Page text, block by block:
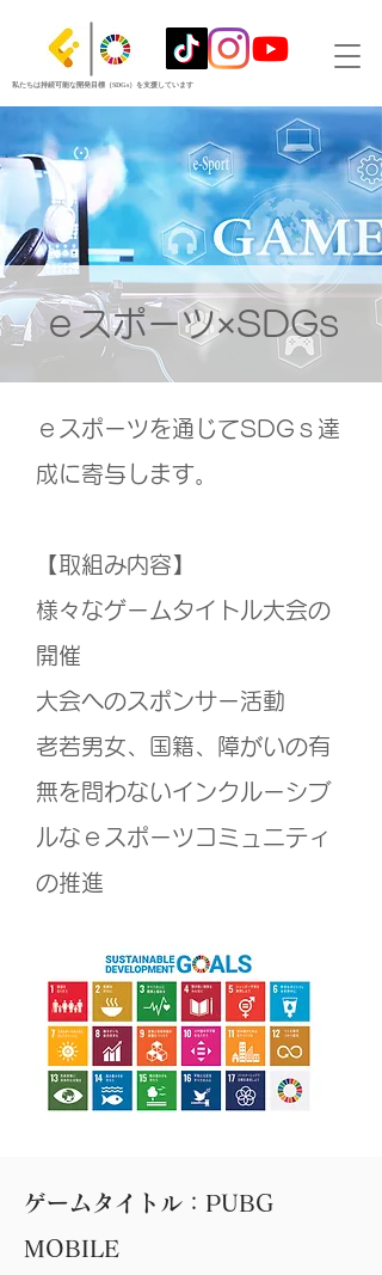
私たちは持続可能な開発目標（SDGs）を支援しています
ｅスポーツ×SDGs
ｅスポーツを通じてSDGｓ達
成に寄与します。
​【取組み内容】
様々なゲームタイトル大会の
開催
大会へのスポンサー活動
老若男女、国籍、障がいの有
無を問わないインクルーシブ
ルなｅスポーツコミュニティ
の推進
​ゲームタイトル：PUBG
MOBILE